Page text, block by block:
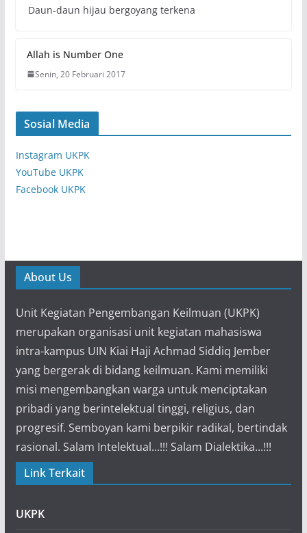
Daun-daun hijau bergoyang terkena
Allah is Number One
Senin, 20 Februari 2017
Sosial Media
Instagram UKPK
YouTube UKPK
Facebook UKPK
About Us
Unit Kegiatan Pengembangan Keilmuan (UKPK)
merupakan organisasi unit kegiatan mahasiswa
intra-kampus UIN Kiai Haji Achmad Siddiq Jember
yang bergerak di bidang keilmuan. Kami memiliki
misi mengembangkan warga untuk menciptakan
pribadi yang berintelektual tinggi, religius, dan
progresif. Semboyan kami berpikir radikal, bertindak
rasional. Salam Intelektual...!!! Salam Dialektika...!!!
Link Terkait
UKPK